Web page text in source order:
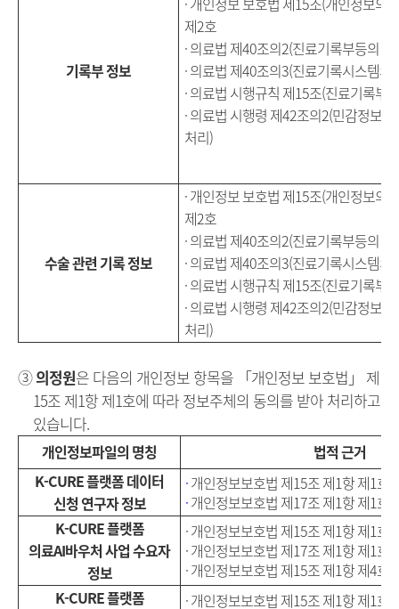
기록부 정보
제2호
· 의료법 제40조의2(진료기록부등의 이
· 의료법 제40조의3(진료기록시스템의
· 의료법 시행규칙 제15조(진료기록부
· 의료법 시행령 제42조의2(민감정보
처리)
수술 관련 기록 정보
· 개인정보 보호법 제15조(개인정보의
제2호
· 의료법 제40조의2(진료기록부등의 이
· 의료법 제40조의3(진료기록시스템의
· 의료법 시행규칙 제15조(진료기록부
· 의료법 시행령 제42조의2(민감정보
처리)
③의정원은 다음의 개인정보 항목을 「개인정보 보호법」 제
15조 제1항 제1호에 따라 정보주체의 동의를 받아 처리하고
있습니다.
개인정보파일의 명칭
법적 근거
K-CURE플랫폼 데이터
신청 연구자 정보
·개인정보보호법 제15조제1항제1호
·개인정보보호법 제17조제1항제1호
K-CURE플랫폼
의료AI바우처 사업 수요자
정보
· 개인정보보호법 제15조 제1항 제1호
· 개인정보보호법 제17조 제1항 제1호
· 개인정보보호법 제15조 제1항 제4호(
K-CURE플랫폼 · 개인정보보호법 제15조 제1항 제1호